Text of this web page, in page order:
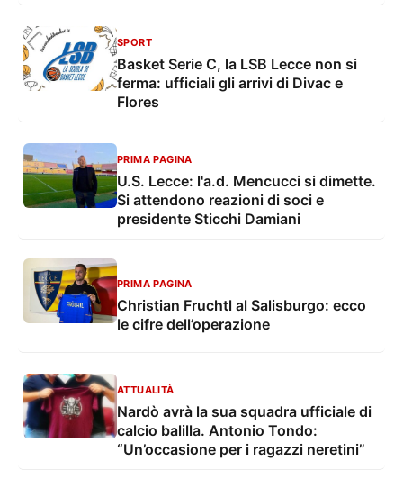
SPORT
Basket Serie C, la LSB Lecce non si
ferma: ufficiali gli arrivi di Divac e
Flores
PRIMA PAGINA
U.S. Lecce: l'a.d. Mencucci si dimette.
Si attendono reazioni di soci e
presidente Sticchi Damiani
PRIMA PAGINA
Christian Fruchtl al Salisburgo: ecco
le cifre dell’operazione
ATTUALITÀ
Nardò avrà la sua squadra ufficiale di
calcio balilla. Antonio Tondo:
“Un’occasione per i ragazzi neretini”